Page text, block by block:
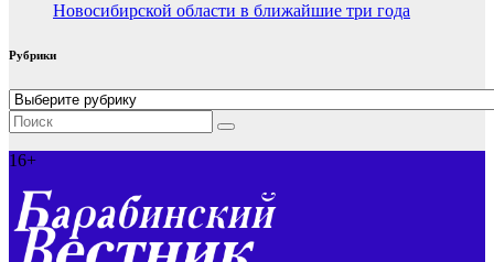
Новосибирской области в ближайшие три года
Рубрики
Рубрики
16+